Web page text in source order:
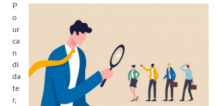
P
o
ur
ca
n
di
da
te
r,